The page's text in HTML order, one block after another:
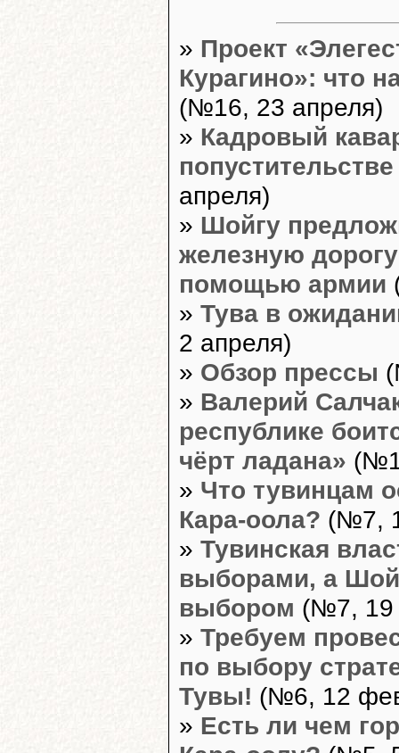
» Проект
Курагино»: что
(№16, 23 апреля)
» Кадровый
апреля)
» Шойгу
железную
помощью армии
» Тува в
2 апреля)
» Обзор прессы
» Валерий
республике
чёрт ладана»
» Что тувинцам
Кара-оола? (№7,
» Тувинская
выборами, а
выбором (№7, 19
» Требуем
по выбору
Тувы! (№6, 12
» Есть ли чем